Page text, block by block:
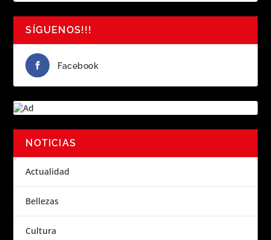
SÍGUENOS!!!
Facebook
NOTICIAS
Actualidad
Bellezas
Cultura